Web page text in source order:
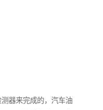
器来完成的，汽车油